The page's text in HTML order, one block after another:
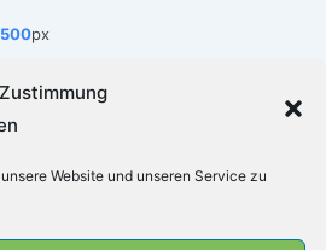
Website und unseren Service zu
px
Welt|